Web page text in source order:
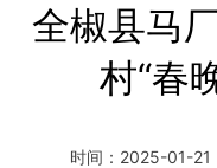
全椒县马
村“春
时间： 2025-01-